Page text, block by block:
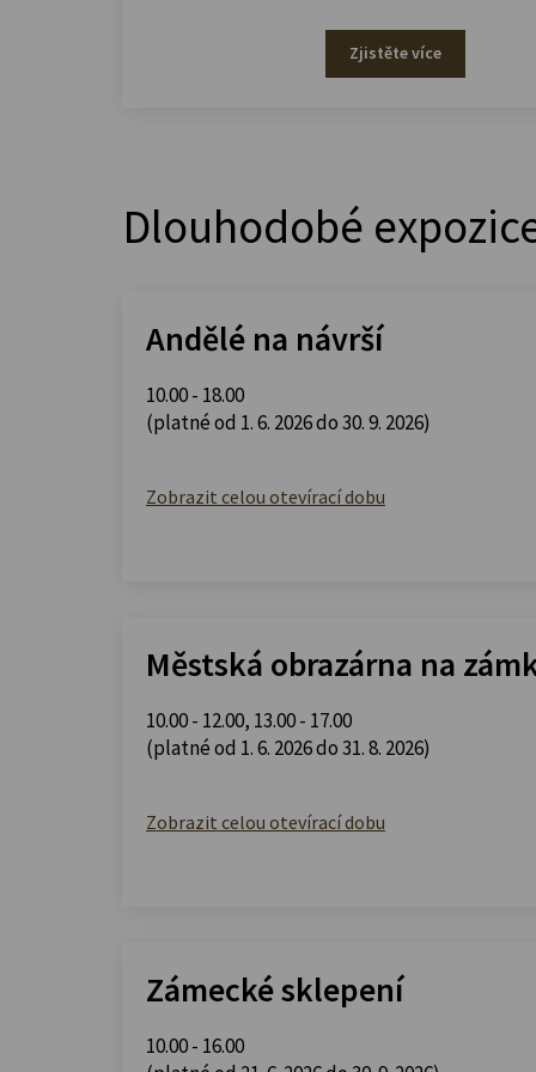
Zjistěte více
Dlouhodobé
Andělé na návrší
10.00 - 18.00
(platné od 1. 6. 2026 do 30. 9. 2026)
Zobrazit celou otevírací dobu
Městská obrazárna na
10.00 - 12.00, 13.00 - 17.00
(platné od 1. 6. 2026 do 31. 8. 2026)
Zobrazit celou otevírací dobu
Zámecké sklepení
10.00 - 16.00